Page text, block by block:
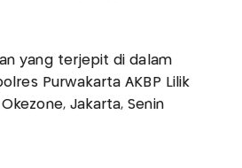
yang terjepit di dalam
Purwakarta AKBP Lilik
Jakarta, Senin